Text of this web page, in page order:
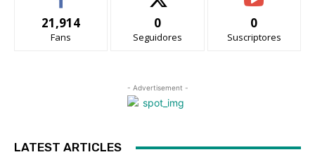
21,914
Fans
0
Seguidores
0
Suscriptores
- Advertisement -
LATEST ARTICLES